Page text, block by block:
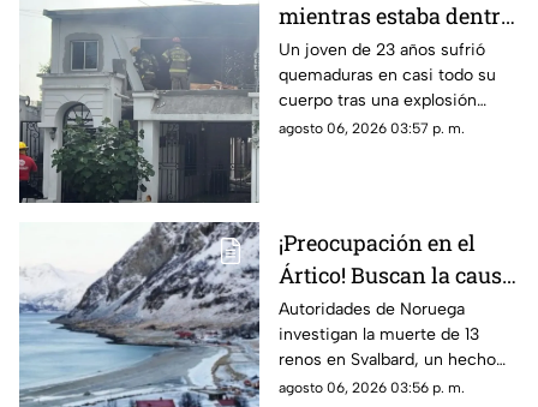
mientras estaba dentro!
Joven sufre
QU3M4DUR4S en casi
el 100% del cuerpo
Un joven de 23 años sufrió
quemaduras en casi todo su
cuerpo tras una explosión
provocada presuntamente por
agosto 06, 2026 03:57 p. m.
¡Preocupación en el
Ártico! Buscan la causa
de la muerte de 13
renos encontrados sin
vida
Autoridades de Noruega
investigan la muerte de 13
renos en Svalbard, un hecho
considerado inusual en verano,
agosto 06, 2026 03:56 p. m.